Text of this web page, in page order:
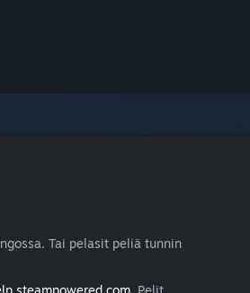
Tai pelasit peliä tunnin
. Pelit